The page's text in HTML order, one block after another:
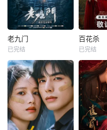
老九门
已完结
百花杀
已完结